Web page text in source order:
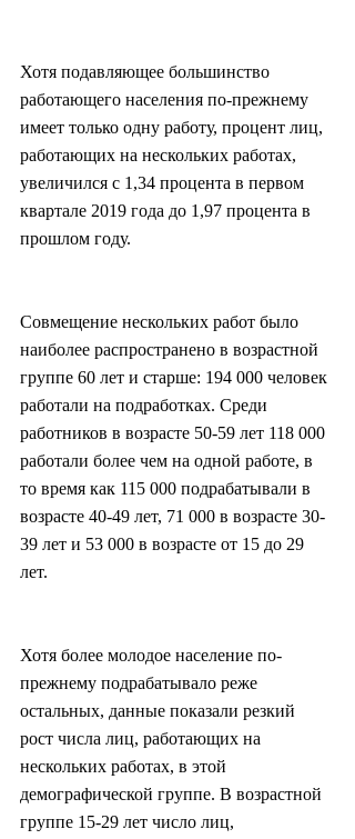
Хотя подавляющее большинство
работающего населения по-прежнему
имеет только одну работу, процент лиц,
работающих на нескольких работах,
увеличился с 1,34 процента в первом
квартале 2019 года до 1,97 процента в
прошлом году.
Совмещение нескольких работ было
наиболее распространено в возрастной
группе 60 лет и старше: 194 000 человек
работали на подработках. Среди
работников в возрасте 50-59 лет 118 000
работали более чем на одной работе, в
то время как 115 000 подрабатывали в
возрасте 40-49 лет, 71 000 в возрасте 30-
39 лет и 53 000 в возрасте от 15 до 29
лет.
Хотя более молодое население по-
прежнему подрабатывало реже
остальных, данные показали резкий
рост числа лиц, работающих на
нескольких работах, в этой
демографической группе. В возрастной
группе 15-29 лет число лиц,